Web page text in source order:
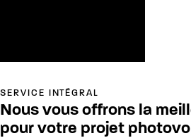
SERVICE INTÉGRAL
Nous vous offrons la
pour votre projet